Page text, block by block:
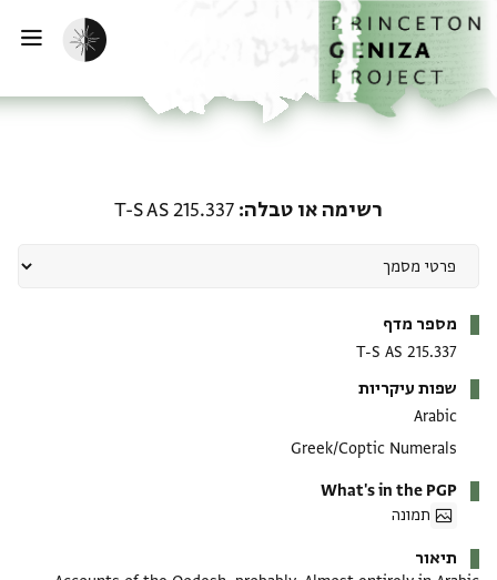
לתוכןהבית
הפעלת מצב כהה
רשימה או טבלה T-S AS 215.337
מספר מדף
T-S AS 215.337
שפות עיקריות
Arabic
Greek/Coptic Numerals
What's in the PGP
תמונה
תיאור